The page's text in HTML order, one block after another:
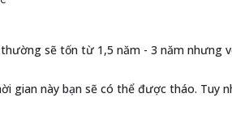
sẽ tốn từ 1,5 năm - 3 năm
gian này bạn sẽ có thể được tháo.